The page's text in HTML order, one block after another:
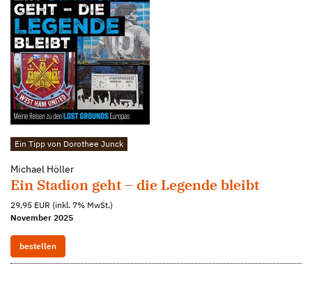
Ein Tipp von Dorothee Junck
Michael Höller
Ein Stadion geht – die Legende bleibt
29,95 EUR (inkl. 7% MwSt.)
November 2025
bestellen